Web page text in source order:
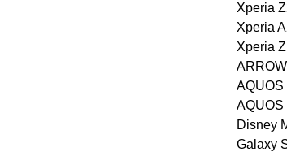
Xperia
Xperia
Xperia
AQUOS
AQUOS
Disney
Galaxy